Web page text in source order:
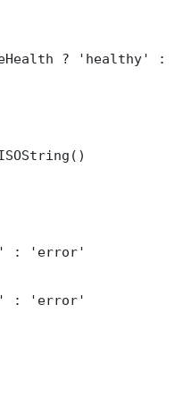
? 'healthy' :
: 'error'
: 'error'